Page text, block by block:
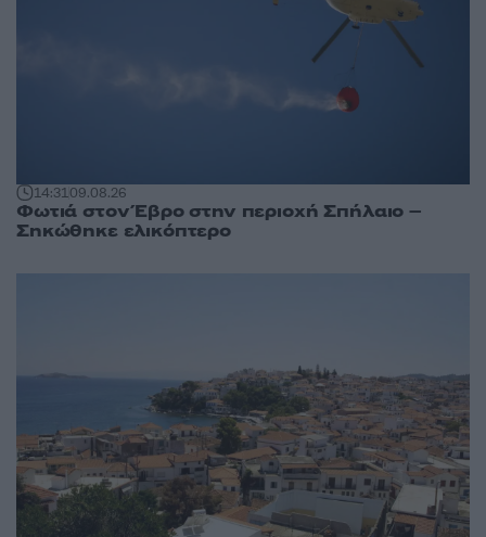
14:3109.08.26
Φωτιά στον Έβρο στην περιοχή Σπήλαιο –
Σηκώθηκε ελικόπτερο